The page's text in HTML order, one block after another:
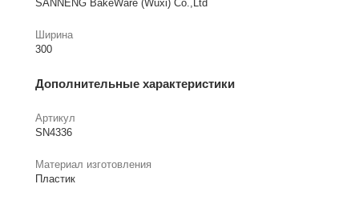
SANNENG BakeWare (Wuxi) Co.,Ltd
Ширина
300
Дополнительные характеристики
Артикул
SN4336
Материал изготовления
Пластик